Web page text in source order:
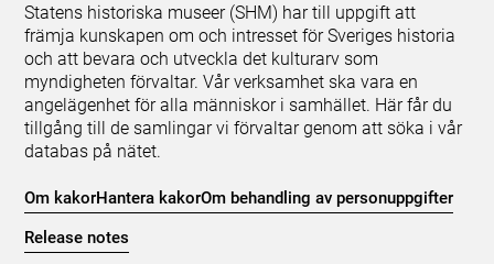
Statens historiska museer (SHM) har till uppgift att
främja kunskapen om och intresset för Sveriges historia
och att bevara och utveckla det kulturarv som
myndigheten förvaltar. Vår verksamhet ska vara en
angelägenhet för alla människor i samhället. Här får du
tillgång till de samlingar vi förvaltar genom att söka i vår
databas på nätet.
Om kakorHantera kakorOm behandling av personuppgifter
Release notes